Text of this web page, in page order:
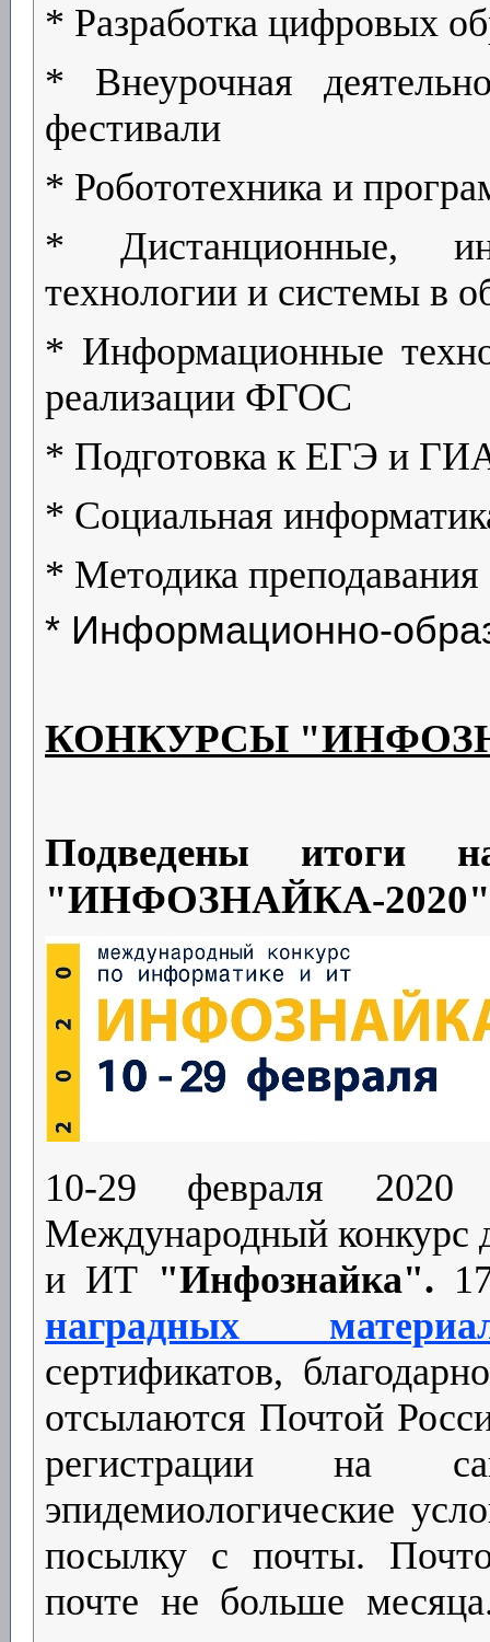
* Разработка цифровых
* Внеурочная
фестивали
* Робототехника и
* Дистанционные,
технологии и системы в
* Информационные
реализации ФГОС
* Подготовка к ЕГЭ и
* Социальная
* Методика
* Информационно-
КОНКУРСЫ
Подведены итоги
"ИНФОЗНАЙКА-
10-29 февраля 2020
Международный конкурс
и ИТ "Инфознайка". 1
наградных
сертификатов,
отсылаются Почтой
регистрации на
эпидемиологические
посылку с почты.
почте не больше